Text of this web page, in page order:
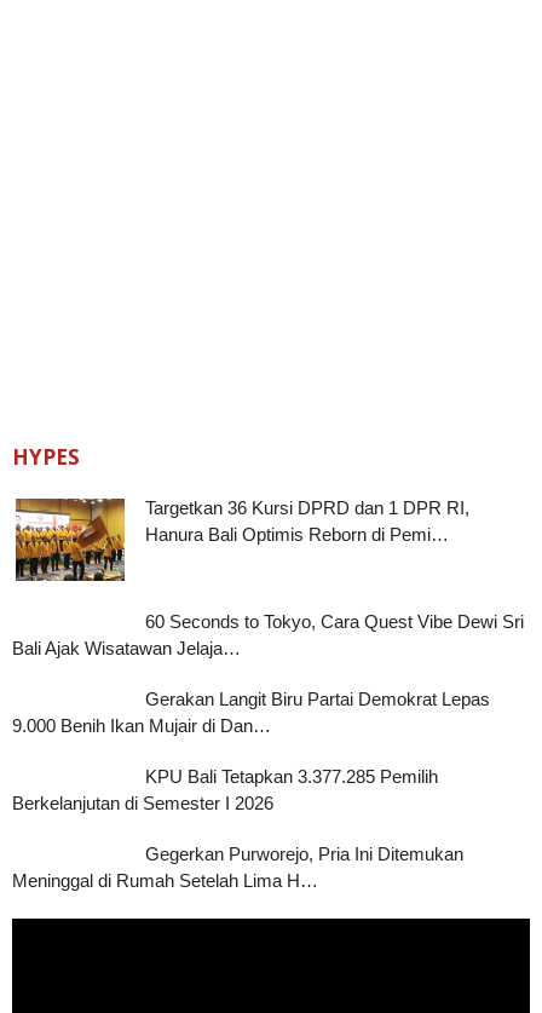
HYPES
Targetkan 36 Kursi DPRD dan 1 DPR RI,
Hanura Bali Optimis Reborn di Pemi…
60 Seconds to Tokyo, Cara Quest Vibe Dewi Sri
Bali Ajak Wisatawan Jelaja…
Gerakan Langit Biru Partai Demokrat Lepas
9.000 Benih Ikan Mujair di Dan…
KPU Bali Tetapkan 3.377.285 Pemilih
Berkelanjutan di Semester I 2026
Gegerkan Purworejo, Pria Ini Ditemukan
Meninggal di Rumah Setelah Lima H…